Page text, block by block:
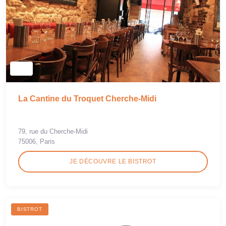
La Cantine du Troquet Cherche-Midi
79, rue du Cherche-Midi
75006, Paris
JE DÉCOUVRE LE BISTROT
BISTROT